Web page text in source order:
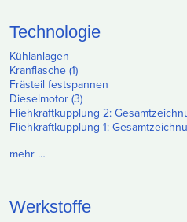
Technologie
Kühlanlagen
Kranflasche (1)
Frästeil festspannen
Dieselmotor (3)
Fliehkraftkupplung 2:
Fliehkraftkupplung 1:
mehr …
Werkstoffe